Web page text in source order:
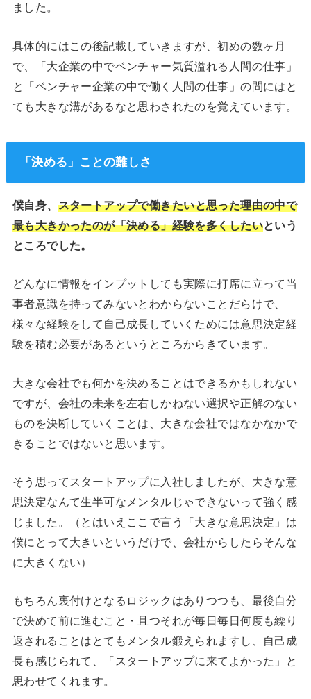
ました。
具体的にはこの後記載していきますが、初めの数ヶ月
で、「大企業の中でベンチャー気質溢れる人間の仕事」
と「ベンチャー企業の中で働く人間の仕事」の間にはと
ても大きな溝があるなと思わされたのを覚えています。
「決める」ことの難しさ
僕自身、 スタートアップで働きたいと思った理由の中で
最も大きかったのが「決める」経験を多くしたいという
ところでした。
どんなに情報をインプットしても実際に打席に立って当
事者意識を持ってみないとわからないことだらけで、
様々な経験をして自己成長していくためには意思決定経
験を積む必要があるというところからきています。
大きな会社でも何かを決めることはできるかもしれない
ですが、会社の未来を左右しかねない選択や正解のない
ものを決断していくことは、大きな会社ではなかなかで
きることではないと思います。
そう思ってスタートアップに入社しましたが、大きな意
思決定なんて生半可なメンタルじゃできないって強く感
じました。（とはいえここで言う「大きな意思決定」は
僕にとって大きいというだけで、会社からしたらそんな
に大きくない）
もちろん裏付けとなるロジックはありつつも、最後自分
で決めて前に進むこと・且つそれが毎日毎日何度も繰り
返されることはとてもメンタル鍛えられますし、自己成
長も感じられて、「スタートアップに来てよかった」と
思わせてくれます。